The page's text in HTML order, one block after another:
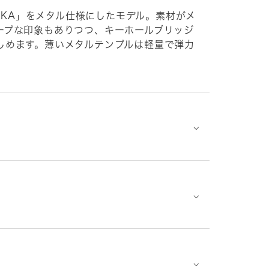
」をメタル仕様にしたモデル。素材がメ
な印象もありつつ、キーホールブリッジ
ます。薄いメタルテンプルは軽量で弾力
⌵
⌵
⌵